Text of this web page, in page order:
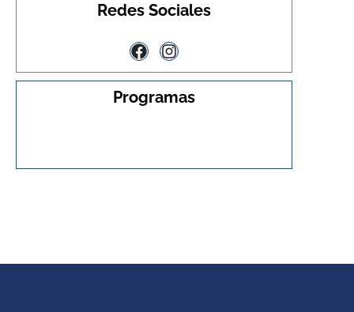
Redes Sociales
Programas